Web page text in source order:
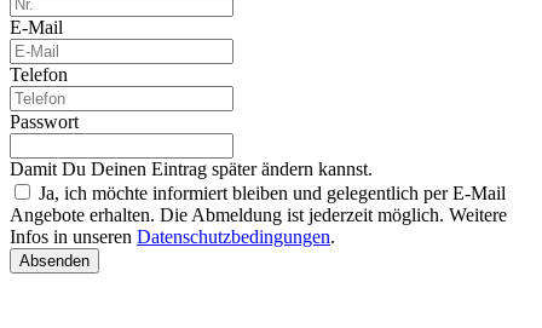
E-Mail
Telefon
Passwort
Damit Du Deinen Eintrag später ändern kannst.
Ja, ich möchte informiert bleiben und gelegentlich per E-Mail
Angebote erhalten. Die Abmeldung ist jederzeit möglich. Weitere
Infos in unseren Datenschutzbedingungen.
Absenden